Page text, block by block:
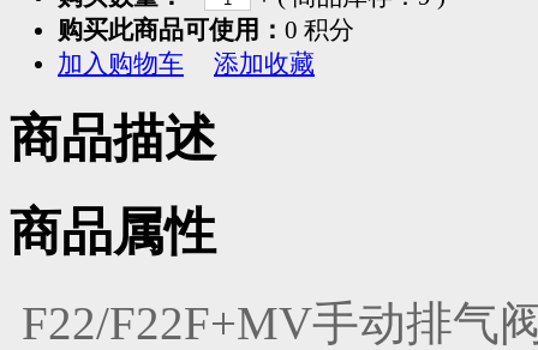
购买此商品可使用： 0 积分
加入购物车
添加收藏
商品描述
商品属性
F22/F22F+MV手动排气